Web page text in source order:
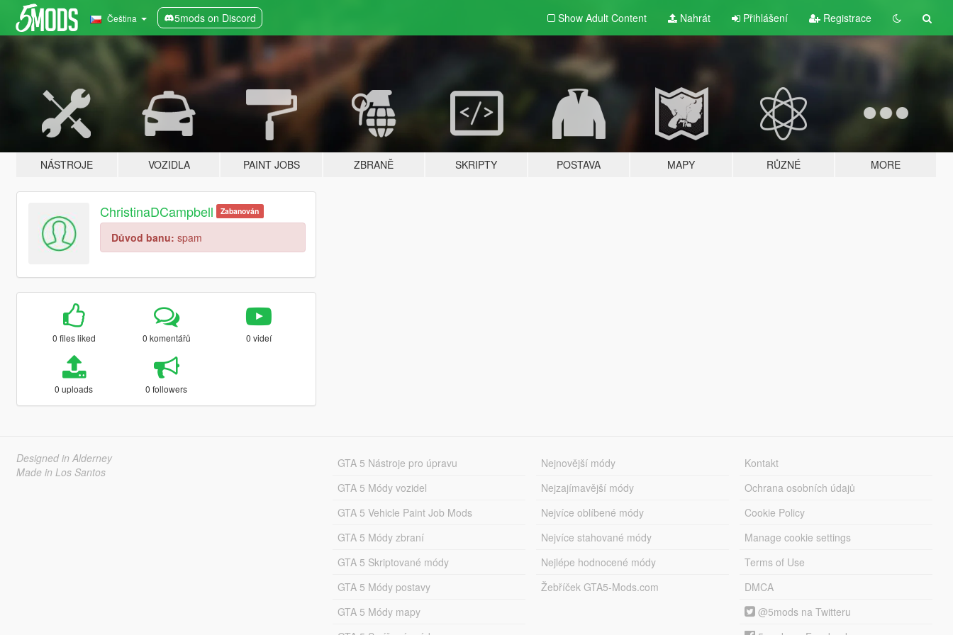
Čeština 5mods on Discord Show Adult Content Nahrát Přihlášení Registrace
NÁSTROJE VOZIDLA PAINT JOBS ZBRANĚ SKRIPTY POSTAVA MAPY RŮZNÉ MORE
ChristinaDCampbell Zabanován
Důvod banu: spam
0 files liked 0 komentářů 0 videí
0 uploads 0 followers
Designed in Alderney
Made in Los Santos
GTA 5 Nástroje pro úpravu
GTA 5 Módy vozidel
GTA 5 Vehicle Paint Job Mods
GTA 5 Módy zbraní
GTA 5 Skriptované módy
GTA 5 Módy postavy
GTA 5 Módy mapy
Nejnovější módy
Nejzajímavější módy
Nejvíce oblíbené módy
Nejvíce stahované módy
Nejlépe hodnocené módy
Žebříček GTA5-Mods.com
Kontakt
Ochrana osobních údajů
Cookie Policy
Manage cookie settings
Terms of Use
DMCA
@5mods na Twitteru